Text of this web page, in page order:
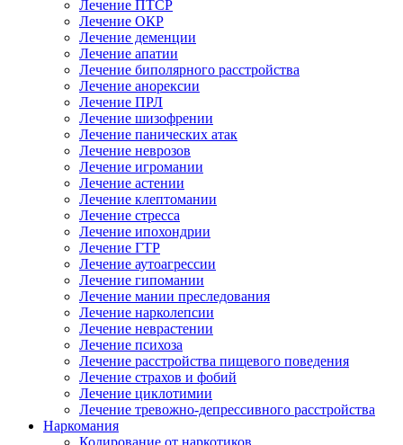
Лечение ПТСР
Лечение ОКР
Лечение деменции
Лечение апатии
Лечение биполярного расстройства
Лечение анорексии
Лечение ПРЛ
Лечение шизофрении
Лечение панических атак
Лечение неврозов
Лечение игромании
Лечение астении
Лечение клептомании
Лечение стресса
Лечение ипохондрии
Лечение ГТР
Лечение аутоагрессии
Лечение гипомании
Лечение мании преследования
Лечение нарколепсии
Лечение неврастении
Лечение психоза
Лечение расстройства пищевого поведения
Лечение страхов и фобий
Лечение циклотимии
Лечение тревожно-депрессивного расстройства
Наркомания
Кодирование от наркотиков